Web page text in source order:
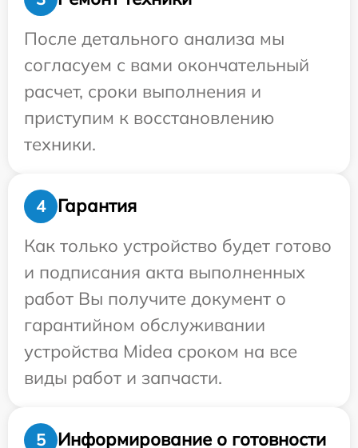
После детального анализа мы
согласуем с вами окончательный
расчет, сроки выполнения и
приступим к восстановлению
техники.
4
Гарантия
Как только устройство будет готово
и подписания акта выполненных
работ Вы получите документ о
гарантийном обслуживании
устройства Midea сроком на все
виды работ и запчасти.
5
Информирование о готовности